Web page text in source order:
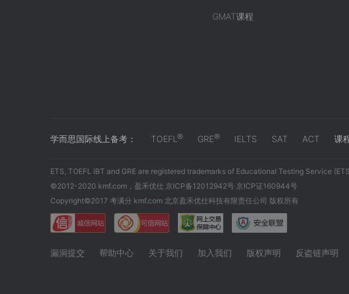
GMAT课程
学而思国际线上备考： TOEFL ® GRE® IELTS SAT ACT 课
ETS, TOEFL iBT and GRE are registered trademarks of Educational Testing Service
©2012-2020 kmf.com，盈禾优仕 京ICP备12012942号 京ICP证160944号
Copyright©2017 考满分 kmf.com 北京盈禾优仕科技有限责任公司 版权所有
漏洞提交 帮助中心 关于我们 加入我们 版权声明 反盗链声明